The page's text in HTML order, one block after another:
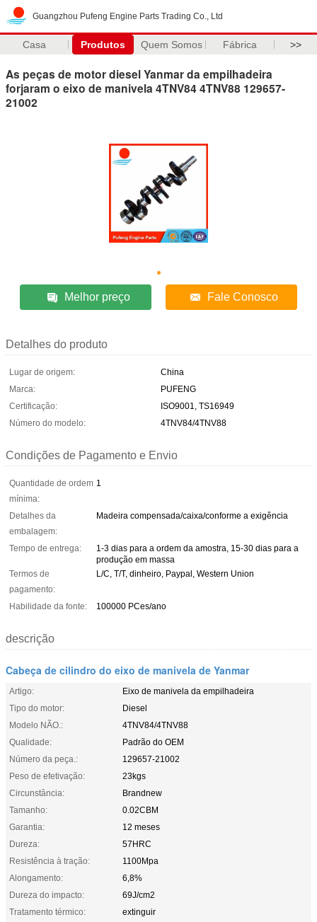
Guangzhou Pufeng Engine Parts Trading Co., Ltd
Casa Produtos Quem Somos Fábrica >>
As peças de motor diesel Yanmar da empilhadeira
forjaram o eixo de manivela 4TNV84 4TNV88 129657-
21002
Melhor preço Fale Conosco
Detalhes do produto
Lugar de origem:
China
Marca:
PUFENG
Certificação:
ISO9001, TS16949
Número do modelo:
4TNV84/4TNV88
Condições de Pagamento e Envio
Quantidade de ordem
mínima:
1
Detalhes da
embalagem:
Madeira compensada/caixa/conforme a exigência
Tempo de entrega:
1-3 dias para a ordem da amostra, 15-30 dias para a
produção em massa
Termos de
pagamento:
L/C, T/T, dinheiro, Paypal, Western Union
Habilidade da fonte: 100000 PCes/ano
descrição
Cabeça de cilindro do eixo de manivela de Yanmar
Artigo:
Eixo de manivela da empilhadeira
Tipo do motor:
Diesel
Modelo NÃO.:
4TNV84/4TNV88
Qualidade:
Padrão do OEM
Número da peça.:
129657-21002
Peso de efetivação:
23kgs
Circunstância:
Brandnew
Tamanho:
0.02CBM
Garantia:
12 meses
Dureza:
57HRC
Resistência à tração:
1100Mpa
Alongamento:
6,8%
Dureza do impacto:
69J/cm2
Tratamento térmico:
extinguir